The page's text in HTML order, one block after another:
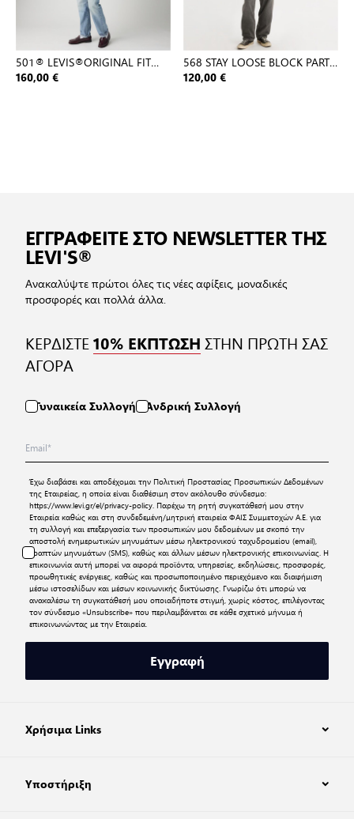
501® LEVIS®ORIGINAL FIT
MED INDIGO - WORN IN
160,00 €
568 STAY LOOSE BLOCK PARTY
T2
120,00 €
ΕΓΓΡΑΦΕΙΤΕ ΣΤΟ NEWSLETTER ΤΗΣ
LEVI'S®
Ανακαλύψτε πρώτοι όλες τις νέες αφίξεις, μοναδικές
προσφορές και πολλά άλλα.
ΚΕΡΔΙΣΤΕ10% ΕΚΠΤΩΣΗ ΣΤΗΝ ΠΡΩΤΗ ΣΑΣ
ΑΓΟΡΑ
Γυναικεία Συλλογή Ανδρική Συλλογή
Έχω διαβάσει και αποδέχομαι την Πολιτική Προστασίας Προσωπικών Δεδομένων
της Εταιρείας, η οποία είναι διαθέσιμη στον ακόλουθο σύνδεσμο:
https://www.levi.gr/el/privacy-policy. Παρέχω τη ρητή συγκατάθεσή μου στην
Εταιρεία καθώς και στη συνδεδεμένη/μητρική εταιρεία ΦΑΙΣ Συμμετοχών Α.Ε. για
τη συλλογή και επεξεργασία των προσωπικών μου δεδομένων με σκοπό την
αποστολή ενημερωτικών μηνυμάτων μέσω ηλεκτρονικού ταχυδρομείου (email),
γραπτών μηνυμάτων (SMS), καθώς και άλλων μέσων ηλεκτρονικής επικοινωνίας. Η
επικοινωνία αυτή μπορεί να αφορά προϊόντα, υπηρεσίες, εκδηλώσεις, προσφορές,
προωθητικές ενέργειες, καθώς και προσωποποιημένο περιεχόμενο και διαφήμιση
μέσω ιστοσελίδων και μέσων κοινωνικής δικτύωσης. Γνωρίζω ότι μπορώ να
ανακαλέσω τη συγκατάθεσή μου οποιαδήποτε στιγμή, χωρίς κόστος, επιλέγοντας
τον σύνδεσμο «Unsubscribe» που περιλαμβάνεται σε κάθε σχετικό μήνυμα ή
επικοινωνώντας με την Εταιρεία.
Εγγραφή
Χρήσιμα Links
Υποστήριξη